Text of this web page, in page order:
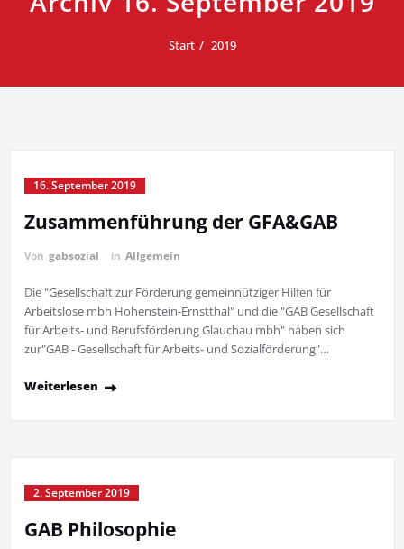
Start 2019
16. September 2019
Zusammenführung der GFA&GAB
Von gabsozial in Allgemein
Die "Gesellschaft zur Förderung gemeinnütziger Hilfen für
Arbeitslose mbh Hohenstein-Ernstthal" und die "GAB Gesellschaft
für Arbeits- und Berufsförderung Glauchau mbh" haben sich
zur"GAB - Gesellschaft für Arbeits- und Sozialförderung"…
Weiterlesen
2. September 2019
GAB Philosophie